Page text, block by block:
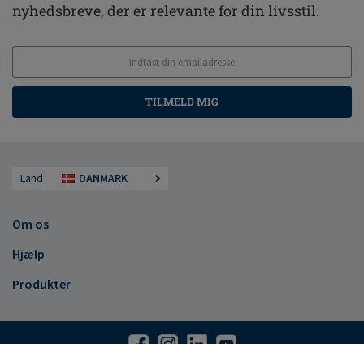
nyhedsbreve, der er relevante for din livsstil.
TILMELD MIG
Land DANMARK
Om os
Hjælp
Produkter